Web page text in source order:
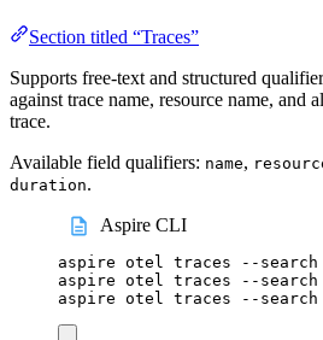
Section titled “Traces”
Supports free-text and structured
against trace name, resource name, and
trace.
Available field qualifiers: name,
duration.
Aspire CLI
aspire otel traces --search
aspire otel traces --search
aspire otel traces --search